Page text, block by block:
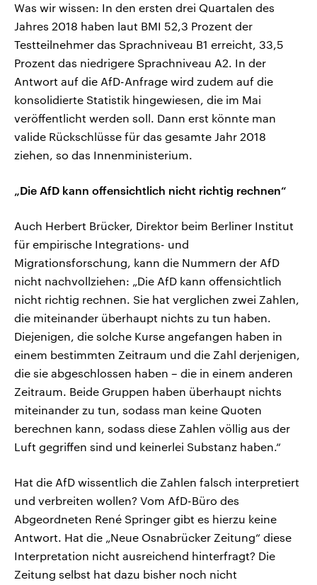
Was wir wissen: In den ersten drei Quartalen des
Jahres 2018 haben laut BMI 52,3 Prozent der
Testteilnehmer das Sprachniveau B1 erreicht, 33,5
Prozent das niedrigere Sprachniveau A2. In der
Antwort auf die AfD-Anfrage wird zudem auf die
konsolidierte Statistik hingewiesen, die im Mai
veröffentlicht werden soll. Dann erst könnte man
valide Rückschlüsse für das gesamte Jahr 2018
ziehen, so das Innenministerium.
„Die AfD kann offensichtlich nicht richtig rechnen“
Auch Herbert Brücker, Direktor beim Berliner Institut
für empirische Integrations- und
Migrationsforschung, kann die Nummern der AfD
nicht nachvollziehen: „Die AfD kann offensichtlich
nicht richtig rechnen. Sie hat verglichen zwei Zahlen,
die miteinander überhaupt nichts zu tun haben.
Diejenigen, die solche Kurse angefangen haben in
einem bestimmten Zeitraum und die Zahl derjenigen,
die sie abgeschlossen haben – die in einem anderen
Zeitraum. Beide Gruppen haben überhaupt nichts
miteinander zu tun, sodass man keine Quoten
berechnen kann, sodass diese Zahlen völlig aus der
Luft gegriffen sind und keinerlei Substanz haben.“
Hat die AfD wissentlich die Zahlen falsch interpretiert
und verbreiten wollen? Vom AfD-Büro des
Abgeordneten René Springer gibt es hierzu keine
Antwort. Hat die „Neue Osnabrücker Zeitung“ diese
Interpretation nicht ausreichend hinterfragt? Die
Zeitung selbst hat dazu bisher noch nicht